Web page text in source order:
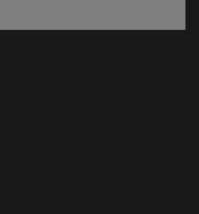
en nueva ventana)
en nueva ventana)